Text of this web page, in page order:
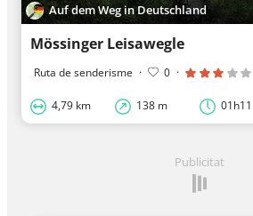
Auf dem Weg in Deutschland
Mössinger Leisawegle
Ruta de senderisme · 0 ·
4,79 km 138 m 01h11
Publicitat